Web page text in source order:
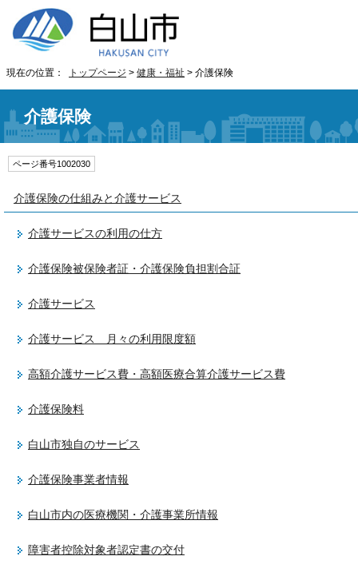
現在の位置： トップページ > 健康・福祉 > 介護保険
介護保険
ページ番号1002030
介護保険の仕組みと介護サービス
介護サービスの利用の仕方
介護保険被保険者証・介護保険負担割合証
介護サービス
介護サービス 月々の利用限度額
高額介護サービス費・高額医療合算介護サービス費
介護保険料
白山市独自のサービス
介護保険事業者情報
白山市内の医療機関・介護事業所情報
障害者控除対象者認定書の交付